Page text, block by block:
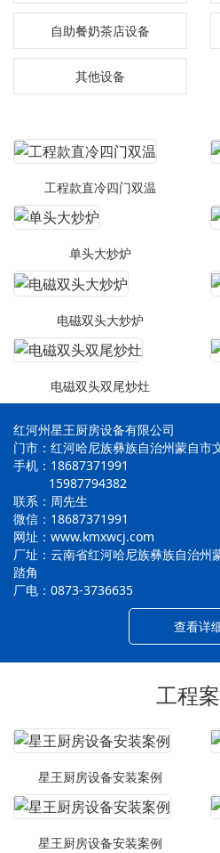
自助餐奶茶店设备
其他设备
工程款直冷四门双温
单头大炒炉
电磁双头大炒炉
电磁双头双尾炒灶
红河州星王厨房设备有限公司
门市：红河哈尼族彝族自治州蒙自市
手机：18687371991
15987794382
联系：周先生
微信：18687371991
网址：www.kmxwcj.com
厂址：云南省红河哈尼族彝族自治州
踏角
厂电：0873-3736635
查看详
工程
星王厨房设备安装案例
星王厨房设备安装案例